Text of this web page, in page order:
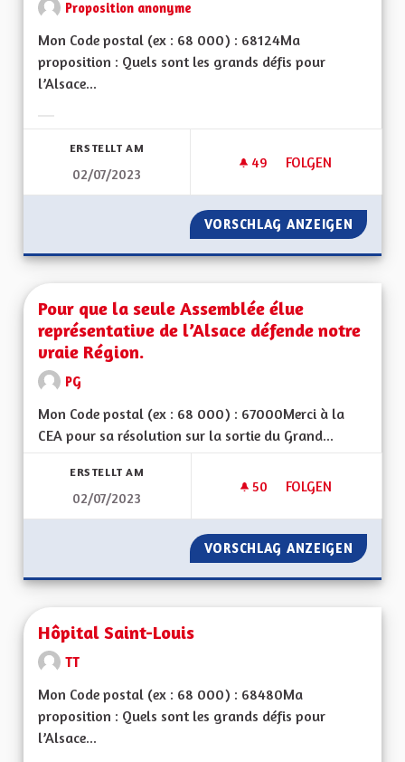
Proposition anonyme
Mon Code postal (ex : 68 000) : 68124Ma
proposition : Quels sont les grands défis pour
l’Alsace...
ERSTELLT AM
02/07/2023
49 49 FOLLOWER
FOLGEN
FAVORISER LES
VORSCHLAG ANZEIGEN
Pour que la seule Assemblée élue
représentative de l’Alsace défende notre
vraie Région.
PG
Mon Code postal (ex : 68 000) : 67000Merci à la
CEA pour sa résolution sur la sortie du Grand...
ERSTELLT AM
02/07/2023
50 50 FOLLOWER
FOLGEN
POUR QUE LA
VORSCHLAG ANZEIGEN POUR
Hôpital Saint-Louis
TT
Mon Code postal (ex : 68 000) : 68480Ma
proposition : Quels sont les grands défis pour
l’Alsace...